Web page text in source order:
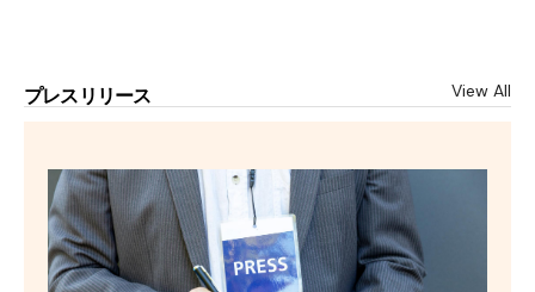
プレスリリース View All